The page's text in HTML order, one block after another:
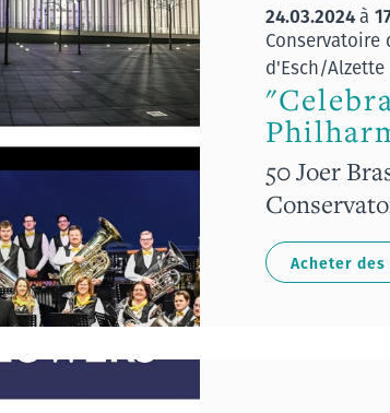
24.03.2024à
d'Esch/Alzette
50 Joer
Acheter